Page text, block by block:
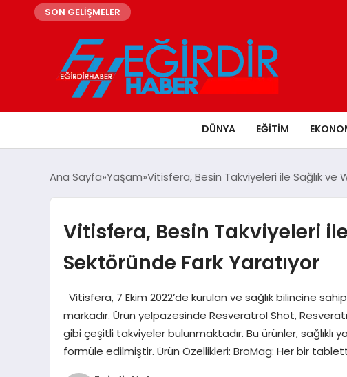
SON GELİŞMELER
DÜNYA EĞITIM
Ana Sayfa Yaşam Vitisfera, Besin Takviyeleri ile Sağlık ve
Vitisfera, Besin Takviyeleri
Sektöründe Fark Yaratıyor
Vitisfera, 7 Ekim 2022’de kurulan ve sağlık bilincine
markadır. Ürün yelpazesinde Resveratrol Shot,
gibi çeşitli takviyeler bulunmaktadır. Bu ürünler, sağlıklı
formüle edilmiştir. Ürün Özellikleri: BroMag: Her bir